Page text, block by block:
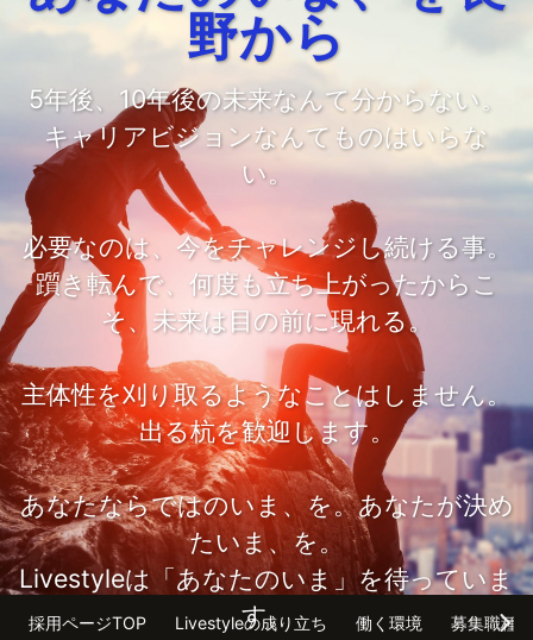
野から
5年後、10年後の未来なんて分からない。
キャリアビジョンなんてものはいらな
い。
必要なのは、今をチャレンジし続ける事。
躓き転んで、何度も立ち上がったからこ
そ、未来は目の前に現れる。
主体性を刈り取るようなことはしません。
出る杭を歓迎します。
あなたならではのいま、を。あなたが決め
たいま、を。
Livestyleは「あなたのいま」を待っていま
す。
採用ページTOP Livestyleの成り立ち 働く環境 募集職種